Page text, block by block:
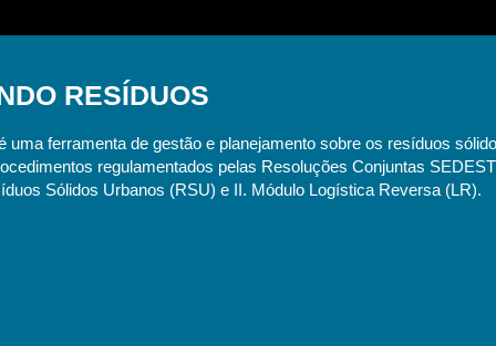
RESÍDUOS
ferramenta de gestão e planejamento sobre os resíduos
regulamentados pelas Resoluções Conjuntas
Sólidos Urbanos (RSU) e II. Módulo Logística Reversa (LR).